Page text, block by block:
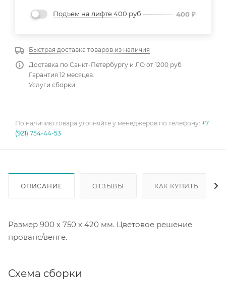
Подъем на лифте 400 руб 400 ₽
Быстрая доставка товаров из наличия
Доставка по Санкт-Петербургу и ЛО от 1200 руб
Гарантия 12 месяцев.
Услуги сборки
По наличию товара уточняйте у менеджеров по телефону: +7
(921) 754-44-53
ОПИСАНИЕ ОТЗЫВЫ КАК КУПИТЬ
Размер 900 х 750 х 420 мм. Цветовое решение
прованс/венге.
Схема сборки